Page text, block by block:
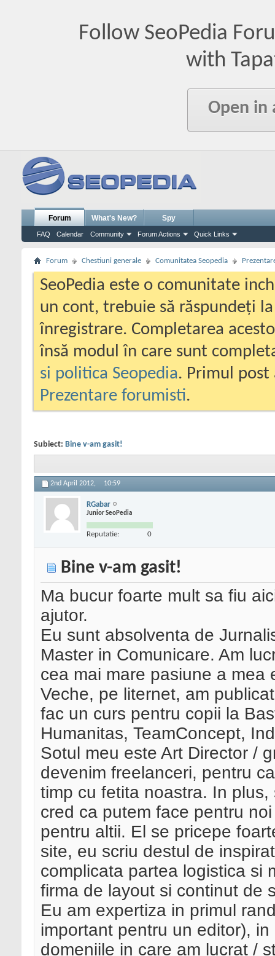
Follow SeoPedia
with
Open in
Forum
FAQ Calendar Community Forum Actions Quick Links
What's New? Spy
Forum Chestiuni generale Comunitatea Seopedia
SeoPedia este o comunitate
un cont, trebuie să răspundeți
înregistrare. Completarea
însă modul în care sunt
si politica Seopedia. Primul
Prezentare forumisti.
Subiect: Bine v-am gasit!
2nd April 2012, 10:59
RGabar
Junior SeoPedia
Reputatie: 0
Bine v-am gasit!
Ma bucur foarte mult sa fiu
ajutor.
Eu sunt absolventa de
Master in Comunicare. Am
cea mai mare pasiune a mea
Veche, pe liternet, am
fac un curs pentru copii la
Humanitas, TeamConcept,
Sotul meu este Art Director /
devenim freelanceri, pentru
timp cu fetita noastra. In
cred ca putem face pentru
pentru altii. El se pricepe
site, eu scriu destul de
complicata partea logistica si
firma de layout si continut de
Eu am expertiza in primul
important pentru un editor),
domeniile in care am lucrat /